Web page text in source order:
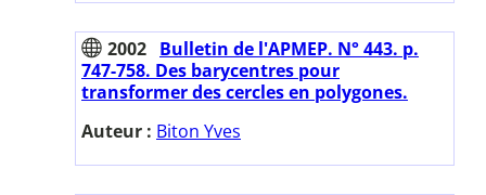
2002 Bulletin de l'APMEP. N° 443. p.
747-758. Des barycentres pour
transformer des cercles en polygones.
Auteur : Biton Yves